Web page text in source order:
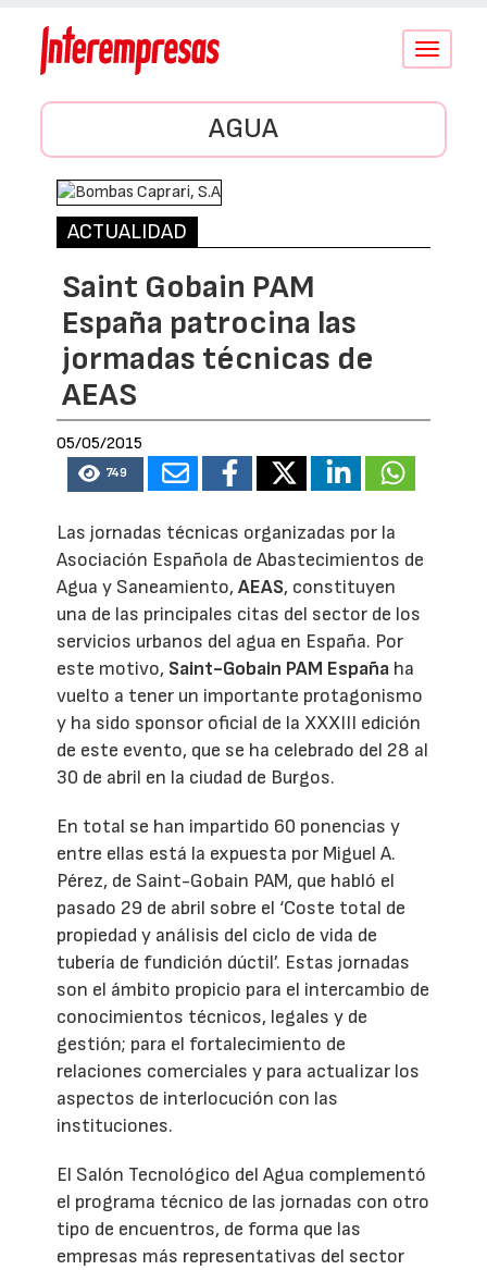
Conmutar
AGUA
ACTUALIDAD
Saint Gobain PAM
España patrocina las
jormadas técnicas de
AEAS
05/05/2015
749
Las jornadas técnicas organizadas por la
Asociación Española de Abastecimientos de
Agua y Saneamiento,AEAS, constituyen
una de las principales citas del sector de los
servicios urbanos del agua en España. Por
este motivo, Saint-Gobain PAM España ha
vuelto a tener un importante protagonismo
y ha sido sponsor oficial de la XXXIII edición
de este evento, que se ha celebrado del 28 al
30 de abril en la ciudad de Burgos.
En total se han impartido 60 ponencias y
entre ellas está la expuesta por Miguel A.
Pérez, de Saint-Gobain PAM, que habló el
pasado 29 de abril sobre el ‘Coste total de
propiedad y análisis del ciclo de vida de
tubería de fundición dúctil’. Estas jornadas
son el ámbito propicio para el intercambio de
conocimientos técnicos, legales y de
gestión; para el fortalecimiento de
relaciones comerciales y para actualizar los
aspectos de interlocución con las
instituciones.
El Salón Tecnológico del Agua complementó
el programa técnico de las jornadas con otro
tipo de encuentros, de forma que las
empresas más representativas del sector